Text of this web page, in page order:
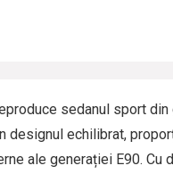
sedanul sport
echilibrat,
ale generației E90.